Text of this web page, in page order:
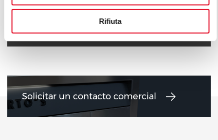
Rifiuta
COCINAS DE GAS 6 + 10 KW COCINAS
Solicitar un contacto comercial